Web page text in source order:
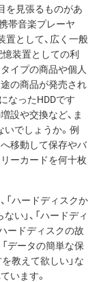
を見張るものがあ
帯音楽プレーヤ
置として、広く一般
装置としての利
イプの商品や個人
の商品が発売され
なったHDDです
設や交換など、ま
でしょうか。例
移動して保存やバ
ーカードを何十枚
「ハードディスクか
い」、「ハードディ
ードディスクの故
データの簡単な保
教えて欲しい」な
います。